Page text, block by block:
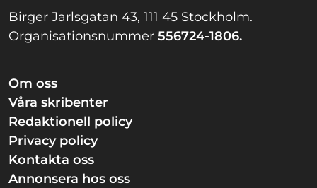
Birger Jarlsgatan 43, 111 45 Stockholm.
Organisationsnummer 556724-1806.
Om oss
Våra skribenter
Redaktionell policy
Privacy policy
Kontakta oss
Annonsera hos oss